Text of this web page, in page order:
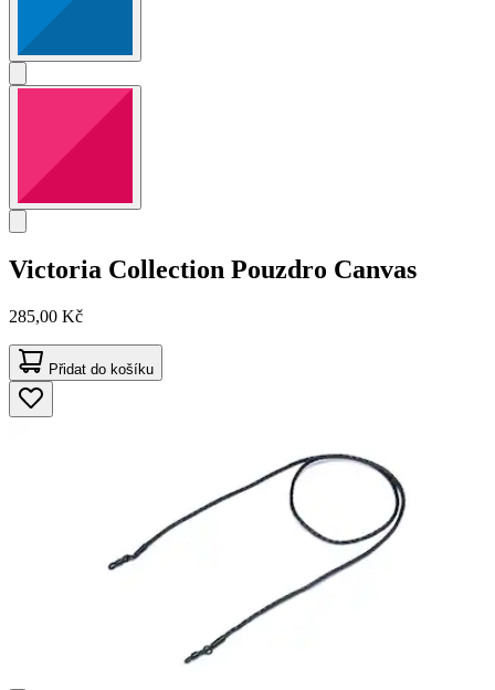
Victoria Collection Pouzdro Canvas
285,00 Kč
Přidat do košíku